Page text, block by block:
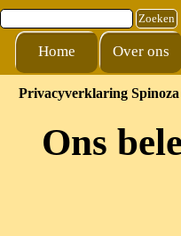
Ga naar de inhoud
Zoeken
Home Over ons
Privacyverklaring
Ons